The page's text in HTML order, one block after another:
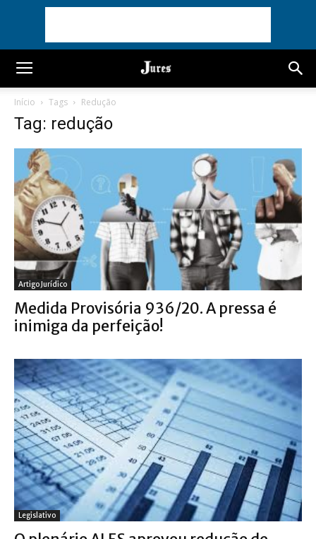
Início Tags Redução
Tag: redução
Artigo Jurídico
Medida Provisória 936/20. A pressa é
inimiga da perfeição!
Legislativo